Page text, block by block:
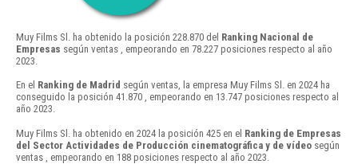
Muy Films Sl. ha obtenido la posición 228.870 del Ranking Nacional de
Empresas según ventas , empeorando en 78.227 posiciones respecto al año
2023.
En el Ranking de Madrid según ventas, la empresa Muy Films Sl. en 2024 ha
conseguido la posición 41.870 , empeorando en 13.747 posiciones respecto al
año 2023.
Muy Films Sl. ha obtenido en 2024 la posición 425 en el Ranking de Empresas
del Sector Actividades de Producción cinematográfica y de vídeo según
ventas , empeorando en 188 posiciones respecto al año 2023.